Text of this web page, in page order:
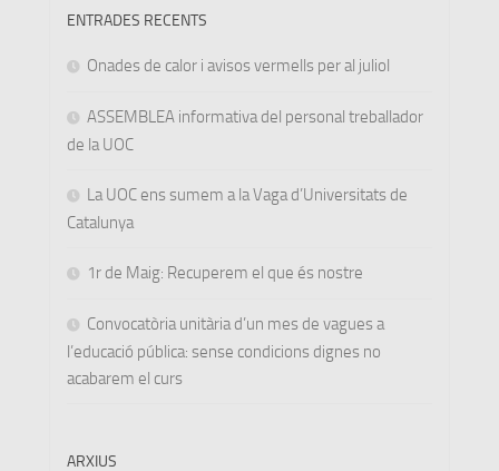
ENTRADES RECENTS
Onades de calor i avisos vermells per al juliol
ASSEMBLEA informativa del personal treballador
de la UOC
La UOC ens sumem a la Vaga d’Universitats de
Catalunya
1r de Maig: Recuperem el que és nostre
Convocatòria unitària d’un mes de vagues a
l’educació pública: sense condicions dignes no
acabarem el curs
ARXIUS